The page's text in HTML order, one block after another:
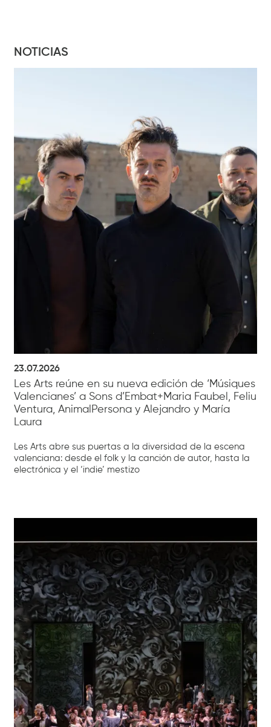
NOTICIAS
23.07.2026
Les Arts reúne en su nueva edición de ‘Músiques
Valencianes’ a Sons d’Embat+Maria Faubel, Feliu
Ventura, AnimalPersona y Alejandro y María
Laura
Les Arts abre sus puertas a la diversidad de la escena
valenciana: desde el folk y la canción de autor, hasta la
electrónica y el ‘indie’ mestizo